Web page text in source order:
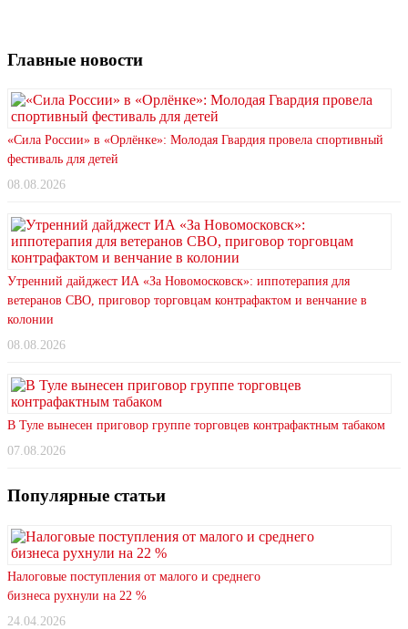
Главные новости
«Сила России» в «Орлёнке»: Молодая Гвардия провела спортивный
фестиваль для детей
08.08.2026
Утренний дайджест ИА «За Новомосковск»: иппотерапия для
ветеранов СВО, приговор торговцам контрафактом и венчание в
колонии
08.08.2026
В Туле вынесен приговор группе торговцев контрафактным табаком
07.08.2026
Популярные статьи
Налоговые поступления от малого и среднего
бизнеса рухнули на 22 %
24.04.2026